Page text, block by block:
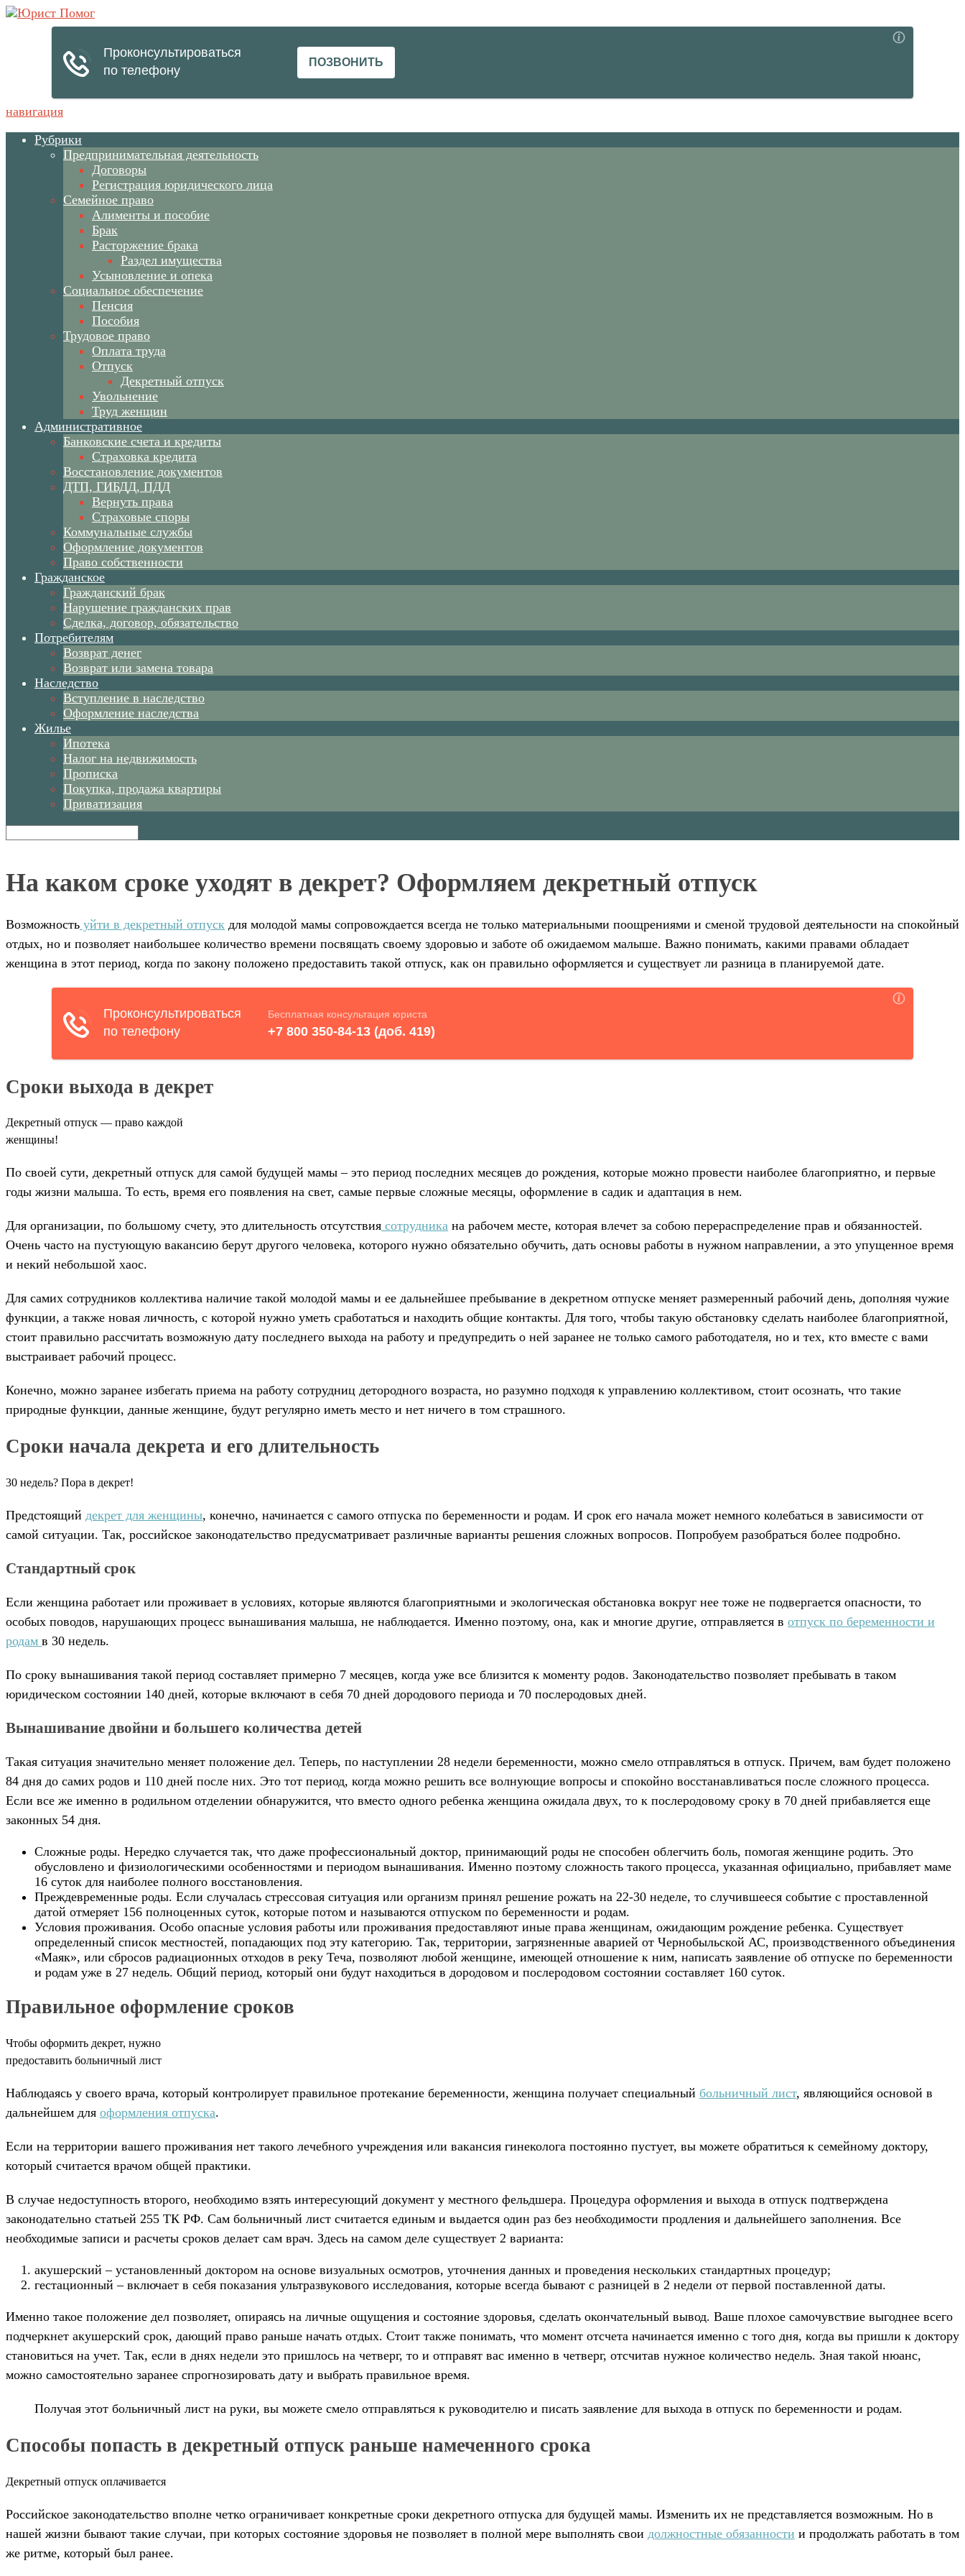
навигация
Рубрики
Предпринимательная деятельность
Договоры
Регистрация юридического лица
Семейное право
Алименты и пособие
Брак
Расторжение брака
Раздел имущества
Усыновление и опека
Социальное обеспечение
Пенсия
Пособия
Трудовое право
Оплата труда
Отпуск
Декретный отпуск
Увольнение
Труд женщин
Административное
Банковские счета и кредиты
Страховка кредита
Восстановление документов
ДТП, ГИБДД, ПДД
Вернуть права
Страховые споры
Коммунальные службы
Оформление документов
Право собственности
Гражданское
Гражданский брак
Нарушение гражданских прав
Сделка, договор, обязательство
Потребителям
Возврат денег
Возврат или замена товара
Наследство
Вступление в наследство
Оформление наследства
Жилье
Ипотека
Налог на недвижимость
Прописка
Покупка, продажа квартиры
Приватизация
На каком сроке уходят в декрет? Оформляем декретный отпуск
Возможность уйти в декретный отпуск для молодой мамы сопровождается всегда не только материальными поощрениями и сменой трудовой деятельности на спокойный
отдых, но и позволяет наибольшее количество времени посвящать своему здоровью и заботе об ожидаемом малыше. Важно понимать, какими правами обладает
женщина в этот период, когда по закону положено предоставить такой отпуск, как он правильно оформляется и существует ли разница в планируемой дате.
Сроки выхода в декрет
Декретный отпуск — право каждой
женщины!
По своей сути, декретный отпуск для самой будущей мамы – это период последних месяцев до рождения, которые можно провести наиболее благоприятно, и первые
годы жизни малыша. То есть, время его появления на свет, самые первые сложные месяцы, оформление в садик и адаптация в нем.
Для организации, по большому счету, это длительность отсутствия сотрудника на рабочем месте, которая влечет за собою перераспределение прав и обязанностей.
Очень часто на пустующую вакансию берут другого человека, которого нужно обязательно обучить, дать основы работы в нужном направлении, а это упущенное время
и некий небольшой хаос.
Для самих сотрудников коллектива наличие такой молодой мамы и ее дальнейшее пребывание в декретном отпуске меняет размеренный рабочий день, дополняя чужие
функции, а также новая личность, с которой нужно уметь сработаться и находить общие контакты. Для того, чтобы такую обстановку сделать наиболее благоприятной,
стоит правильно рассчитать возможную дату последнего выхода на работу и предупредить о ней заранее не только самого работодателя, но и тех, кто вместе с вами
выстраивает рабочий процесс.
Конечно, можно заранее избегать приема на работу сотрудниц детородного возраста, но разумно подходя к управлению коллективом, стоит осознать, что такие
природные функции, данные женщине, будут регулярно иметь место и нет ничего в том страшного.
Сроки начала декрета и его длительность
30 недель? Пора в декрет!
Предстоящий декрет для женщины, конечно, начинается с самого отпуска по беременности и родам. И срок его начала может немного колебаться в зависимости от
самой ситуации. Так, российское законодательство предусматривает различные варианты решения сложных вопросов. Попробуем разобраться более подробно.
Стандартный срок
Если женщина работает или проживает в условиях, которые являются благоприятными и экологическая обстановка вокруг нее тоже не подвергается опасности, то
особых поводов, нарушающих процесс вынашивания малыша, не наблюдается. Именно поэтому, она, как и многие другие, отправляется в отпуск по беременности и
родам в 30 недель.
По сроку вынашивания такой период составляет примерно 7 месяцев, когда уже все близится к моменту родов. Законодательство позволяет пребывать в таком
юридическом состоянии 140 дней, которые включают в себя 70 дней дородового периода и 70 послеродовых дней.
Вынашивание двойни и большего количества детей
Такая ситуация значительно меняет положение дел. Теперь, по наступлении 28 недели беременности, можно смело отправляться в отпуск. Причем, вам будет положено
84 дня до самих родов и 110 дней после них. Это тот период, когда можно решить все волнующие вопросы и спокойно восстанавливаться после сложного процесса.
Если все же именно в родильном отделении обнаружится, что вместо одного ребенка женщина ожидала двух, то к послеродовому сроку в 70 дней прибавляется еще
законных 54 дня.
Сложные роды. Нередко случается так, что даже профессиональный доктор, принимающий роды не способен облегчить боль, помогая женщине родить. Это
обусловлено и физиологическими особенностями и периодом вынашивания. Именно поэтому сложность такого процесса, указанная официально, прибавляет маме
16 суток для наиболее полного восстановления.
Преждевременные роды. Если случалась стрессовая ситуация или организм принял решение рожать на 22-30 неделе, то случившееся событие с проставленной
датой отмеряет 156 полноценных суток, которые потом и называются отпуском по беременности и родам.
Условия проживания. Особо опасные условия работы или проживания предоставляют иные права женщинам, ожидающим рождение ребенка. Существует
определенный список местностей, попадающих под эту категорию. Так, территории, загрязненные аварией от Чернобыльской АС, производственного объединения
«Маяк», или сбросов радиационных отходов в реку Теча, позволяют любой женщине, имеющей отношение к ним, написать заявление об отпуске по беременности
и родам уже в 27 недель. Общий период, который они будут находиться в дородовом и послеродовом состоянии составляет 160 суток.
Правильное оформление сроков
Чтобы оформить декрет, нужно
предоставить больничный лист
Наблюдаясь у своего врача, который контролирует правильное протекание беременности, женщина получает специальный больничный лист, являющийся основой в
дальнейшем для оформления отпуска.
Если на территории вашего проживания нет такого лечебного учреждения или вакансия гинеколога постоянно пустует, вы можете обратиться к семейному доктору,
который считается врачом общей практики.
В случае недоступность второго, необходимо взять интересующий документ у местного фельдшера. Процедура оформления и выхода в отпуск подтверждена
законодательно статьей 255 ТК РФ. Сам больничный лист считается единым и выдается один раз без необходимости продления и дальнейшего заполнения. Все
необходимые записи и расчеты сроков делает сам врач. Здесь на самом деле существует 2 варианта:
акушерский – установленный доктором на основе визуальных осмотров, уточнения данных и проведения нескольких стандартных процедур;
гестационный – включает в себя показания ультразвукового исследования, которые всегда бывают с разницей в 2 недели от первой поставленной даты.
Именно такое положение дел позволяет, опираясь на личные ощущения и состояние здоровья, сделать окончательный вывод. Ваше плохое самочувствие выгоднее всего
подчеркнет акушерский срок, дающий право раньше начать отдых. Стоит также понимать, что момент отсчета начинается именно с того дня, когда вы пришли к доктору
становиться на учет. Так, если в днях недели это пришлось на четверг, то и отправят вас именно в четверг, отсчитав нужное количество недель. Зная такой нюанс,
можно самостоятельно заранее спрогнозировать дату и выбрать правильное время.
Получая этот больничный лист на руки, вы можете смело отправляться к руководителю и писать заявление для выхода в отпуск по беременности и родам.
Способы попасть в декретный отпуск раньше намеченного срока
Декретный отпуск оплачивается
Российское законодательство вполне четко ограничивает конкретные сроки декретного отпуска для будущей мамы. Изменить их не представляется возможным. Но в
нашей жизни бывают такие случаи, при которых состояние здоровья не позволяет в полной мере выполнять свои должностные обязанности и продолжать работать в том
же ритме, который был ранее.